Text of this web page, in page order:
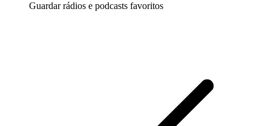
Guardar rádios e podcasts favoritos